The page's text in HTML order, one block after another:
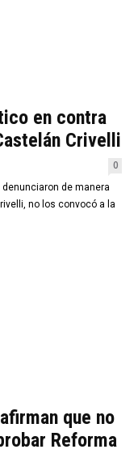
en contra
Crivelli
0
de manera
no los convocó a la
que no
Reforma